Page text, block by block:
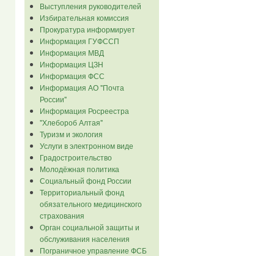
Выступления руководителей
Избирательная комиссия
Прокуратура информирует
Информация ГУФССП
Информация МВД
Информация ЦЗН
Информация ФСС
Информация АО "Почта
России"
Информация Росреестра
"Хлебороб Алтая"
Туризм и экология
Услуги в электронном виде
Градостроительство
Молодёжная политика
Социальный фонд России
Территориальный фонд
обязательного медицинского
страхования
Орган социальной защиты и
обслуживания населения
Пограничное управление ФСБ